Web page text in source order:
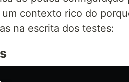
contexto rico do
na escrita dos testes: